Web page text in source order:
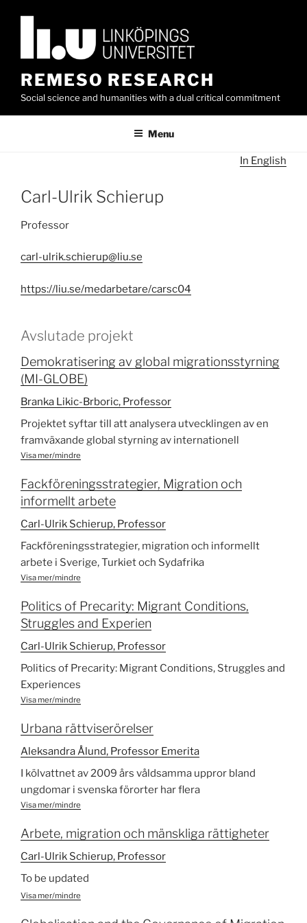
REMESO RESEARCH
Social science and humanities with a dual critical commitment
Menu
In English
Carl-Ulrik Schierup
Professor
carl-ulrik.schierup@liu.se
https://liu.se/medarbetare/carsc04
Avslutade projekt
Demokratisering av global migrationsstyrning
(MI-GLOBE)
Branka Likic-Brboric, Professor
Projektet syftar till att analysera utvecklingen av en
framväxande global styrning av internationell
migration med det civila samhällets spelrum och
migrationsstyrningen präglas av en pågående rivalitet
mellan och inom multilaterala organisationer,
regeringar och transnationella civilsamhällets
organisationer (TCSO). Mot bakgrund av en kritisk
granskning av förekommande reglering av migration
och migranträttigheter kommer forskargruppen att
dagordning och prioriteringar, med fokus på
interaktion mellan transnationella civilsamhälls aktörer
statliga och icke-statliga aktörer. Projektet analyserar
debatter, diskussioner och globalt politiskt
beslutsfattande i anslutning till dessa möten i ett
historiskt perspektiv under perioden 2006-2021, och
foljer de kommande TCSOs mobilisering för
migranternas rättigheter inom olika rum.
Visa mer/mindre
Fackföreningsstrategier, Migration och
informellt arbete
Carl-Ulrik Schierup, Professor
Fackföreningsstrategier, migration och informellt
arbete i Sverige, Turkiet och Sydafrika
Visa mer/mindre
Politics of Precarity: Migrant Conditions,
Struggles and Experien
Carl-Ulrik Schierup, Professor
Politics of Precarity: Migrant Conditions, Struggles and
Experiences
Visa mer/mindre
Urbana rättviserörelser
Aleksandra Ålund, Professor Emerita
I kölvattnet av 2009 års våldsamma uppror bland
ungdomar i svenska förorter har flera
dialogorienterade aktivistgrupper vuxit fram. De är
av unga med invandrarbakgrund som. I deras
verksamhet sammanbinds segregation med rumslig
och social rättvisa.
Syftet för detta projekt är att undersöka vilka
Visa mer/mindre
Arbete, migration och mänskliga rättigheter
Carl-Ulrik Schierup, Professor
To be updated
Visa mer/mindre